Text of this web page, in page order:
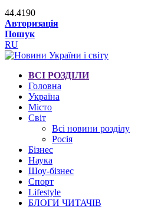
44.4190
Авторизація
Пошук
RU
ВСІ РОЗДІЛИ
Головна
Україна
Місто
Світ
Всі новини розділу
Росія
Бізнес
Наука
Шоу-бізнес
Спорт
Lifestyle
БЛОГИ ЧИТАЧІВ